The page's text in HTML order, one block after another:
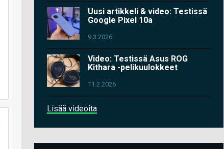
Uusi artikkeli & video: Testissä
Google Pixel 10a
9.3.2026
Video: Testissä Asus ROG
Kithara -pelikuulokkeet
11.2.2026
Lisää videoita